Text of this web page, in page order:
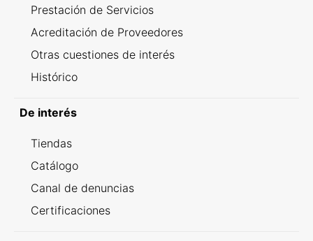
Prestación de Servicios
Acreditación de Proveedores
Otras cuestiones de interés
Histórico
De interés
Tiendas
Catálogo
Canal de denuncias
Certificaciones